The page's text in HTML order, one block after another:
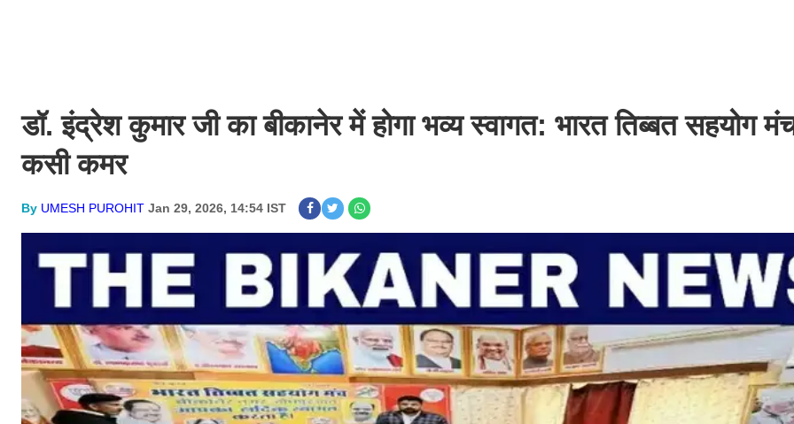
​डॉ. इंद्रेश कुमार जी का बीकानेर में होगा भव्य स्वागत: भारत तिब्बत सहयोग
कसी कमर
By UMESH PUROHIT Jan 29, 2026, 14:54 IST